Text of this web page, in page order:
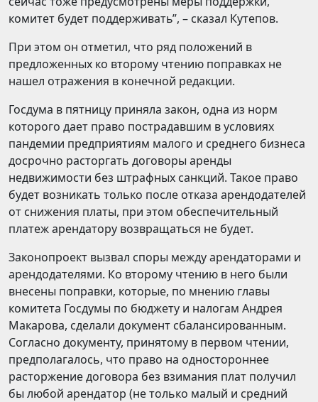
комитет будет поддерживать”, – сказал Кутепов.
При этом он отметил, что ряд положений в
предложенных ко второму чтению поправках не
нашел отражения в конечной редакции.
Госдума в пятницу приняла закон, одна из норм
которого дает право пострадавшим в условиях
пандемии предприятиям малого и среднего бизнеса
досрочно расторгать договоры аренды
недвижимости без штрафных санкций. Такое право
будет возникать только после отказа арендодателей
от снижения платы, при этом обеспечительный
платеж арендатору возвращаться не будет.
Законопроект вызвал споры между арендаторами и
арендодателями. Ко второму чтению в него были
внесены поправки, которые, по мнению главы
комитета Госдумы по бюджету и налогам Андрея
Макарова, сделали документ сбалансированным.
Согласно документу, принятому в первом чтении,
предполагалось, что право на одностороннее
расторжение договора без взимания плат получил
бы любой арендатор (не только малый и средний